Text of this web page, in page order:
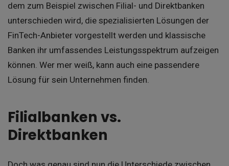
dem zum Beispiel zwischen Filial- und Direktbanken
unterschieden wird, die spezialisierten Lösungen der
FinTech-Anbieter vorgestellt werden und klassische
Banken ihr umfassendes Leistungsspektrum aufzeigen
können. Wer mer weiß, kann auch eine passendere
Lösung für sein Unternehmen finden.
Filialbanken vs.
Direktbanken